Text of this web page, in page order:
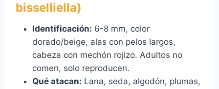
bisselliella)
Identificación: 6-8 mm, color
dorado/beige, alas con pelos largos,
cabeza con mechón rojizo. Adultos no
comen, solo reproducen.
Qué atacan: Lana, seda, algodón, plumas,